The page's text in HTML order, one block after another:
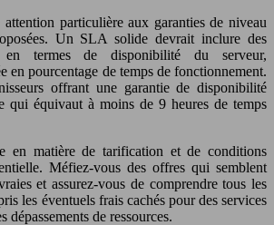
attention particulière aux garanties de niveau
Un SLA solide devrait inclure des
en termes de disponibilité du serveur,
en pourcentage de temps de fonctionnement.
offrant une garantie de disponibilité
qui équivaut à moins de 9 heures de temps
en matière de tarification et de conditions
Méfiez-vous des offres qui semblent
et assurez-vous de comprendre tous les
les éventuels frais cachés pour des services
dépassements de ressources.